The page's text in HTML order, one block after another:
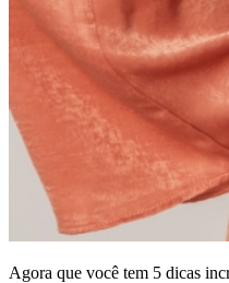
Agora que você tem 5 dicas